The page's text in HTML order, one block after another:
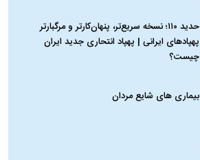
حدید ۱۱۰؛ نسخه سریع‌تر، پنهان‌کارتر و مرگبارتر
پهپادهای ایرانی | پهپاد انتحاری جدید ایران
چیست؟
بیماری‌ های شایع مردان